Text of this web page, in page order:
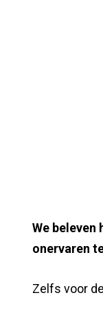
We
onervaren
Zelfs voor